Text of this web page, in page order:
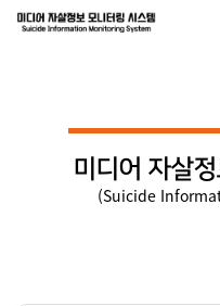
미디어 자살
(Suicide